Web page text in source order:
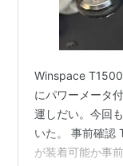
Winspace
にパワーメータ
運しだい。今回
いた。 事前確認
が装着可能か事